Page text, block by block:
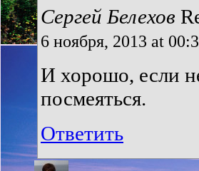
Сергей Белехов
6 ноября, 2013 at
И хорошо, если
посмеяться.
Ответить